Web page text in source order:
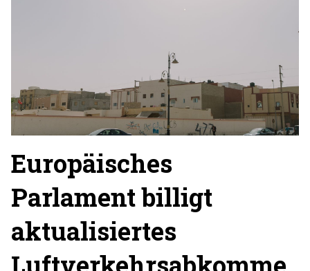
Europäisches
Parlament billigt
aktualisiertes